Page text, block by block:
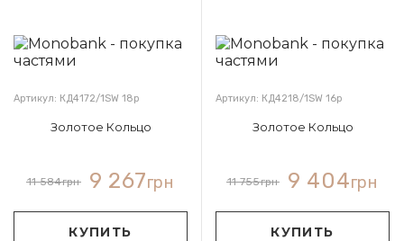
Артикул: КД4172/1SW 18р
Золотое Кольцо
11 584грн 9 267грн
КУПИТЬ
Артикул: КД4218/1SW 16р
Золотое Кольцо
11 755грн 9 404грн
КУПИТЬ